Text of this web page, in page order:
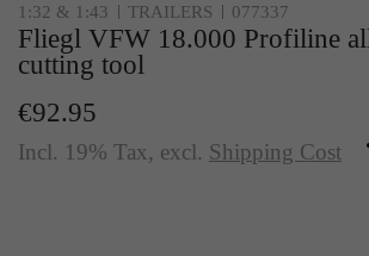
1:32 & 1:43 TRAILERS 077337
Fliegl VFW 18.000 Profiline
cutting tool
€92.95
Incl. 19% Tax, excl. Shipping Cost